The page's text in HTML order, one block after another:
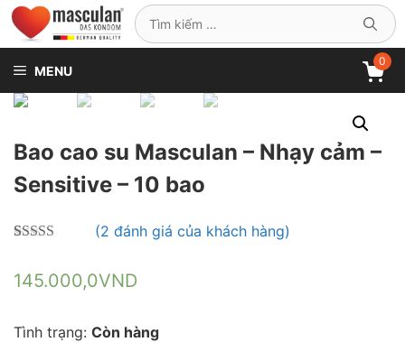
Chuyển
đến
Tìm
kiếm
MENU
0
Bao cao su Masculan – Nhạy cảm –
Sensitive – 10 bao
đánh giá
(2 đánh giá của khách hàng)
145.000,0VND
Tình trạng: Còn hàng